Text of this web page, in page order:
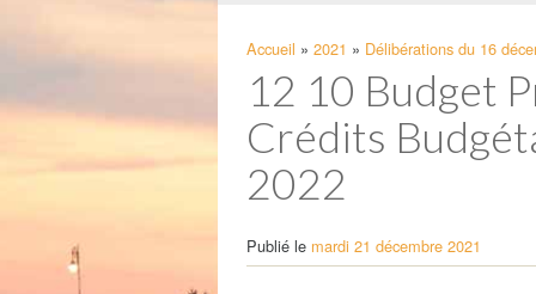
Pharmacies de garde
Accueil » 2021 » Délibérations du 16
12 10 Budget
Crédits
2022
Publié le mardi 21 décembre 2021